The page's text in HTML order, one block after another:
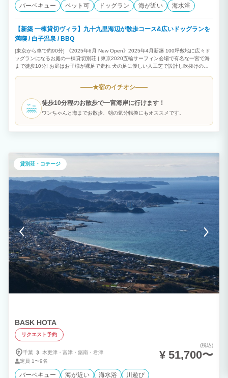
バーベキュー ペット可 ドッグラン 海が近い 海水浴
【新築 一棟貸切ヴィラ】九十九里海辺が散歩コース&広いドッグランを
満喫 / 白子温泉 / BBQ
[東京から車で約90分] 《2025年6月 New Open》2025年4月新築 100坪敷地に広々ド
ッグランになるお庭の一棟貸切別荘 | 東京2020五輪サーフィン会場で有名な一宮で海
まで徒歩10分! お庭はお子様が裸足で走れ 犬の足に優しい人工芝で設計し吹抜けのリ
関脇/お庭の水道エリアで汚れた足などを洗うことができます。
★宿のイチオシ
徒歩10分程のお散歩で一宮海岸に行けます！
ワンちゃんと海までお散歩、朝の気分転換にもオススメです。
貸別荘・コテージ
BASK HOTA
リクエスト予約
千葉 木更津・ 富津・ 鋸南・ 君津
定員 1〜9名
(税込)
¥ 51,700〜
バーベキュー 海が近い 海水浴 川遊び